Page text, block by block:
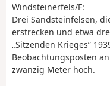
Windsteinerfels/F:
Drei Sandsteinfelsen,
erstrecken und etwa
„Sitzenden Krieges”
Beobachtungsposten
zwanzig Meter hoch.